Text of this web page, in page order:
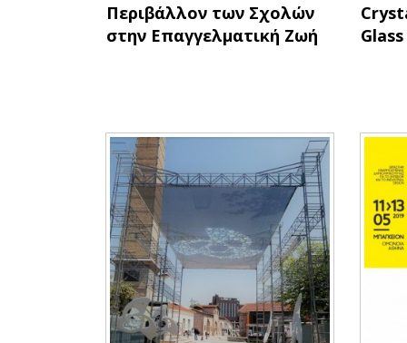
Περιβάλλον των Σχολών
στην Επαγγελματική Ζωή
Glass